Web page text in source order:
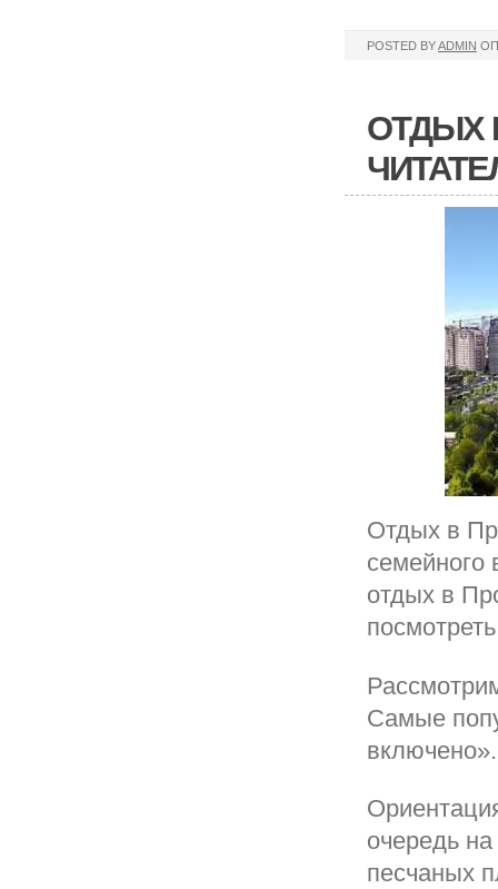
POSTED BYADMIN
ОТДЫХ
Отдых в
семейного
отдых в
Самые
включено».
очередь
песчаных